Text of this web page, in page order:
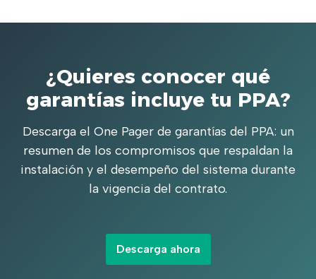
¿Quieres conocer qué
garantías incluye tu PPA?
Descarga el One Pager de garantías del PPA: un
resumen de los compromisos que respaldan la
instalación y el desempeño del sistema durante
la vigencia del contrato.
Descarga ahora